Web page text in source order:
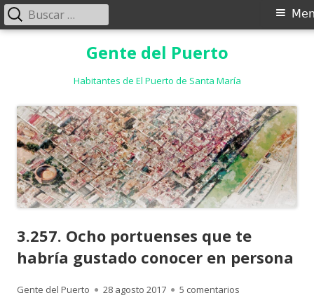
Gente del Puerto
Habitantes de El Puerto de Santa María
Menú
Buscar:
3.257. Ocho portuenses que te
habría gustado conocer en persona
Autor
Gente del Puerto
Publicado
28 agosto 2017 5 comentarios